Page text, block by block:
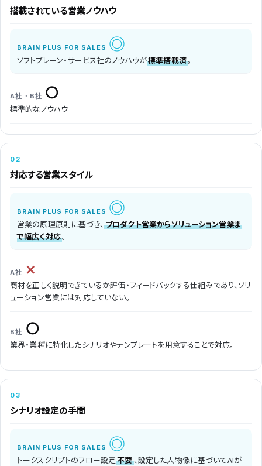
搭載されている営業ノウハウ
◎
ソフトブレーン・サービス社のノウハウが標準搭載済。
○
標準的なノウハウ
02
対応する営業スタイル
◎
営業の原理原則に基づき、 プロダクト営業からソリューション営業ま
で幅広く対応。
×
商材を正しく説明できているか評価・フィードバックする仕組みであり、ソリ
ューション営業には対応していない。
○
業界・業種に特化したシナリオやテンプレートを用意することで対応。
03
シナリオ設定の手間
◎
トークスクリプトのフロー設定不要、設定した人物像に基づいてAIが